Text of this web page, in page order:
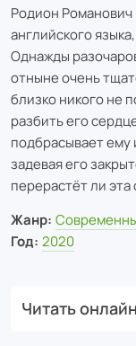
Родион
английского
Однажды
отныне очень
близко никого не
разбить его
подбрасывает
задевая его
перерастёт ли
Жанр:
Год: 2020
Читать онлайн